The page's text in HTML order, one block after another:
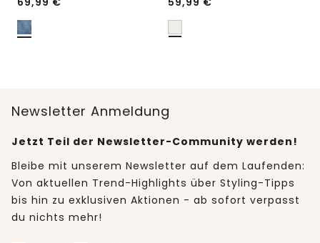
Newsletter Anmeldung
Jetzt Teil der Newsletter-Community werden!
Bleibe mit unserem Newsletter auf dem Laufenden:
Von aktuellen Trend-Highlights über Styling-Tipps
bis hin zu exklusiven Aktionen - ab sofort verpasst
du nichts mehr!